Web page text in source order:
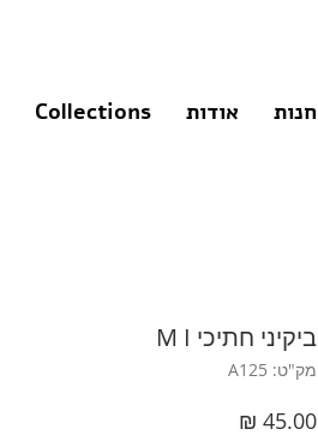
חנות אודות Collections
ביקיני חתיכי M I
מק"ט: A125